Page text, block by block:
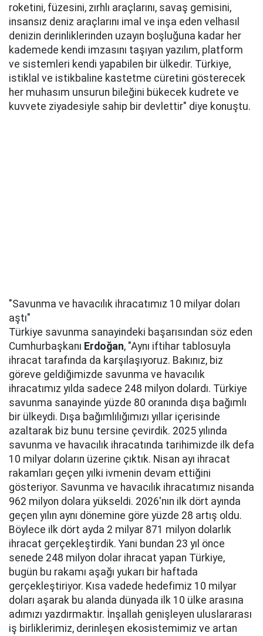
roketini, füzesini, zırhlı araçlarını, savaş gemisini,
insansız deniz araçlarını imal ve inşa eden velhasıl
denizin derinliklerinden uzayın boşluğuna kadar her
kademede kendi imzasını taşıyan yazılım, platform
ve sistemleri kendi yapabilen bir ülkedir. Türkiye,
istiklal ve istikbaline kastetme cüretini gösterecek
her muhasım unsurun bileğini bükecek kudrete ve
kuvvete ziyadesiyle sahip bir devlettir" diye konuştu.
"Savunma ve havacılık ihracatımız 10 milyar doları
aştı"
Türkiye savunma sanayindeki başarısından söz eden
Cumhurbaşkanı Erdoğan, "Aynı iftihar tablosuyla
ihracat tarafında da karşılaşıyoruz. Bakınız, biz
göreve geldiğimizde savunma ve havacılık
ihracatımız yılda sadece 248 milyon dolardı. Türkiye
savunma sanayinde yüzde 80 oranında dışa bağımlı
bir ülkeydi. Dışa bağımlılığımızı yıllar içerisinde
azaltarak biz bunu tersine çevirdik. 2025 yılında
savunma ve havacılık ihracatında tarihimizde ilk defa
10 milyar doların üzerine çıktık. Nisan ayı ihracat
rakamları geçen yılki ivmenin devam ettiğini
gösteriyor. Savunma ve havacılık ihracatımız nisanda
962 milyon dolara yükseldi. 2026'nın ilk dört ayında
geçen yılın aynı dönemine göre yüzde 28 artış oldu.
Böylece ilk dört ayda 2 milyar 871 milyon dolarlık
ihracat gerçekleştirdik. Yani bundan 23 yıl önce
senede 248 milyon dolar ihracat yapan Türkiye,
bugün bu rakamı aşağı yukarı bir haftada
gerçekleştiriyor. Kısa vadede hedefimiz 10 milyar
doları aşarak bu alanda dünyada ilk 10 ülke arasına
adımızı yazdırmaktır. İnşallah genişleyen uluslararası
iş birliklerimiz, derinleşen ekosistemimiz ve artan